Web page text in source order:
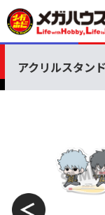
アクリルスタン